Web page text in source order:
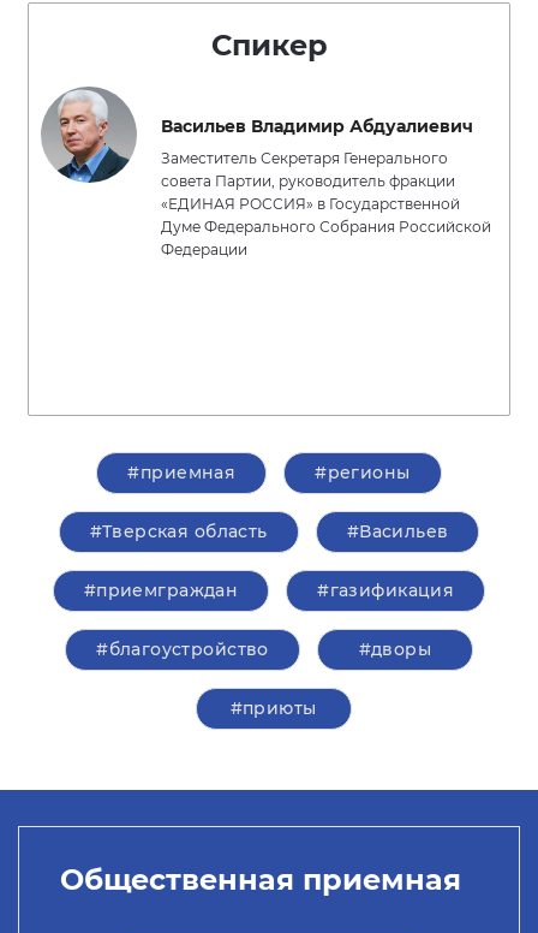
Спикер
Васильев Владимир Абдуалиевич
Заместитель Секретаря Генерального
совета Партии, руководитель фракции
«ЕДИНАЯ РОССИЯ» в Государственной
Думе Федерального Собрания Российской
Федерации
#приемная #регионы
#Тверская область #Васильев
#приемграждан #газификация
#благоустройство #дворы
#приюты
Общественная приемная